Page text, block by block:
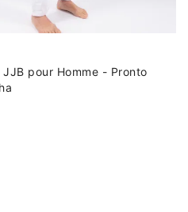
JJB pour Homme - Pronto